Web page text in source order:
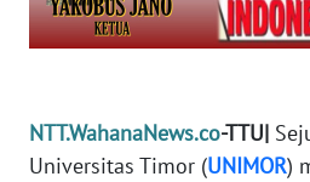
NTT.WahanaNews.co-TTU|
Universitas Timor (UNIMOR)
Wahana
WN